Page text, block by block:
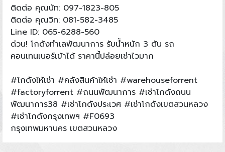
ติดต่อ คุณนัท: 097-1823-805
ติดต่อ คุณวิท: 081-582-3485
Line ID: 065-6288-560
ด่วน! โกดังทำเลพัฒนาการ รับน้ำหนัก 3 ตัน รถ
คอนเทนเนอร์เข้าได้ ราคานี้ปล่อยเช่าไวมาก
#โกดังให้เช่า #คลังสินค้าให้เช่า #warehouseforrent
#factoryforrent #ถนนพัฒนาการ #เช่าโกดังถนน
พัฒนาการ38 #เช่าโกดังประเวศ #เช่าโกดังเขตสวนหลวง
#เช่าโกดังกรุงเทพฯ #F0693
กรุงเทพมหานคร เขตสวนหลวง